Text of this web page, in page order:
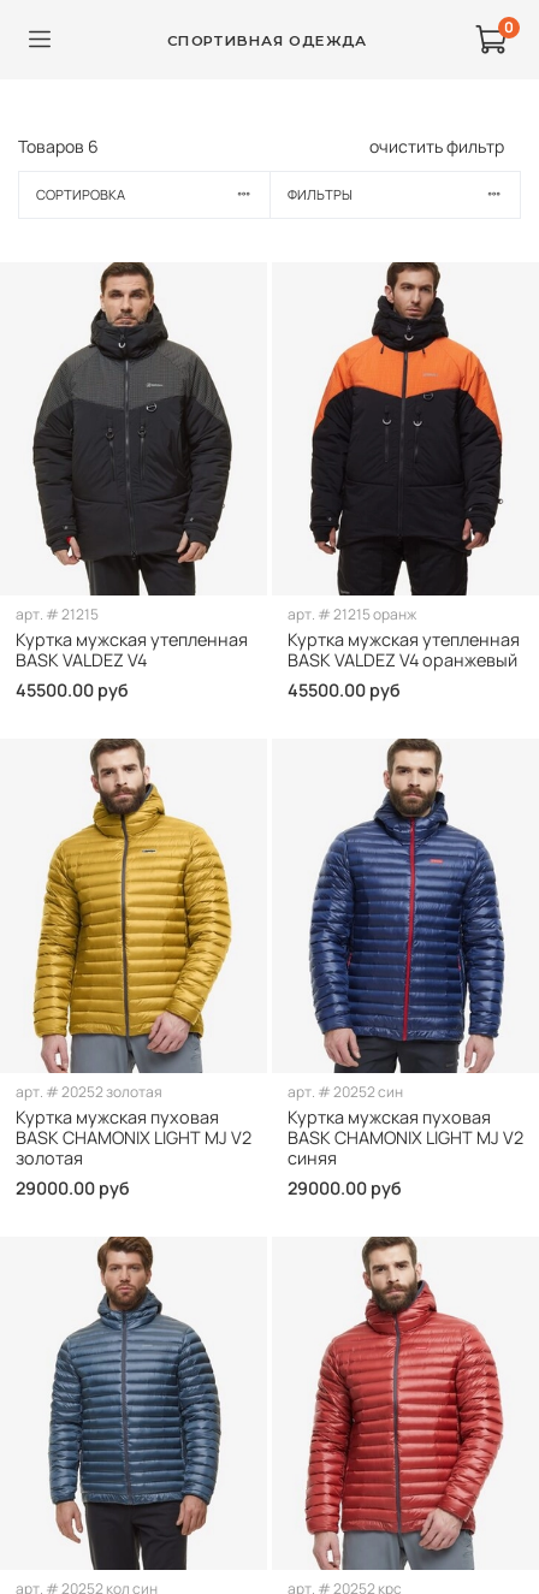
СПОРТИВНАЯ ОДЕЖДА
0
Товаров 6 очистить фильтр
СОРТИРОВКА ФИЛЬТРЫ
арт. # 21215
Куртка мужская утепленная
BASK VALDEZ V4
45500.00 руб
арт. # 21215 оранж
Куртка мужская утепленная
BASK VALDEZ V4 оранжевый
45500.00 руб
арт. # 20252 золотая
Куртка мужская пуховая
BASK CHAMONIX LIGHT MJ V2
золотая
29000.00 руб
арт. # 20252 син
Куртка мужская пуховая
BASK CHAMONIX LIGHT MJ V2
синяя
29000.00 руб
арт. # 20252 кол син арт. # 20252 крс